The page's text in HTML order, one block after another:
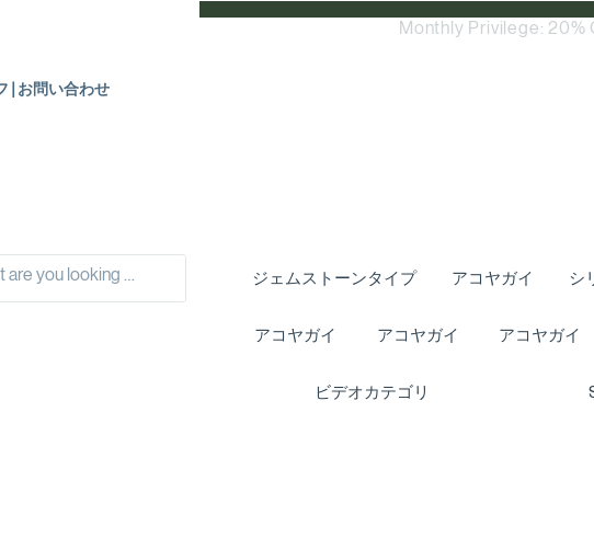
Monthly Privilege:
|お問い合わせ
ジェムストーンタイプ アコヤガイ シ
アコヤガイ アコヤガイ アコヤガイ
ビデオカテゴリ